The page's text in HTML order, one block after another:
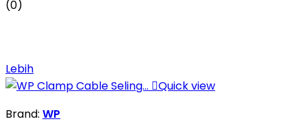
(0)
Lebih
Quick view
Brand: WP